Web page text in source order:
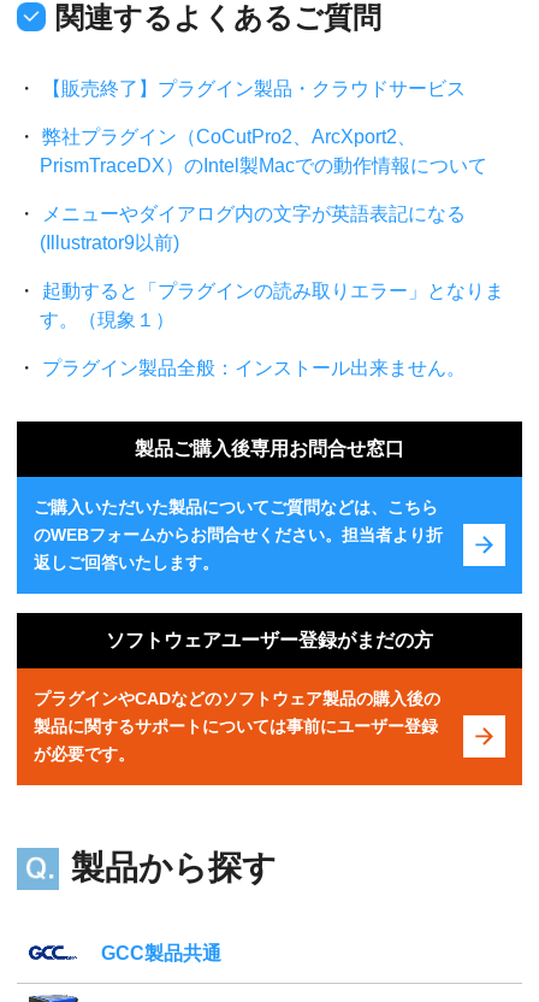
関連するよくあるご質問
【販売終了】プラグイン製品・クラウドサービス
弊社プラグイン（CoCutPro2、ArcXport2、
PrismTraceDX）のIntel製Macでの動作情報について
メニューやダイアログ内の文字が英語表記になる
(Illustrator9以前)
起動すると「プラグインの読み取りエラー」となりま
す。（現象１）
プラグイン製品全般：インストール出来ません。
製品ご購入後専用お問合せ窓口
ご購入いただいた製品についてご質問などは、こちら
のWEBフォームからお問合せください。担当者より折
返しご回答いたします。
ソフトウェアユーザー登録がまだの方
プラグインやCADなどのソフトウェア製品の購入後の
製品に関するサポートについては事前にユーザー登録
が必要です。
製品から探す
GCC製品共通